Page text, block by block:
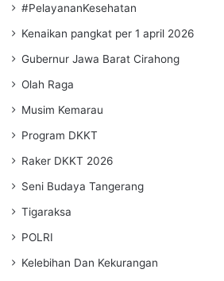
#PelayananKesehatan
Kenaikan pangkat per 1 april 2026
Gubernur Jawa Barat Cirahong
Olah Raga
Musim Kemarau
Program DKKT
Raker DKKT 2026
Seni Budaya Tangerang
Tigaraksa
POLRI
Kelebihan Dan Kekurangan